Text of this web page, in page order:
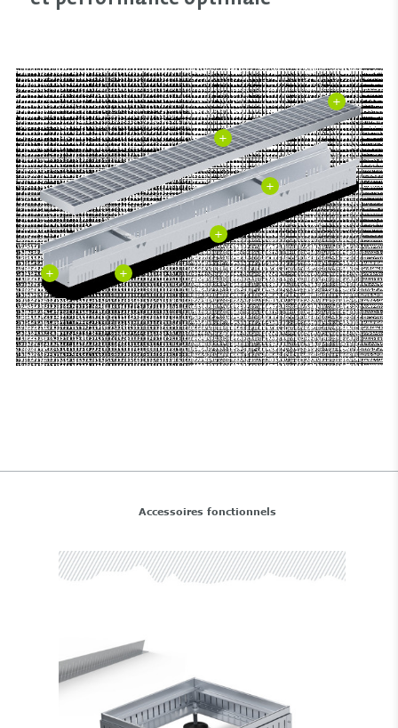
+ +
+
+
+
+
Accessoires fonctionnels